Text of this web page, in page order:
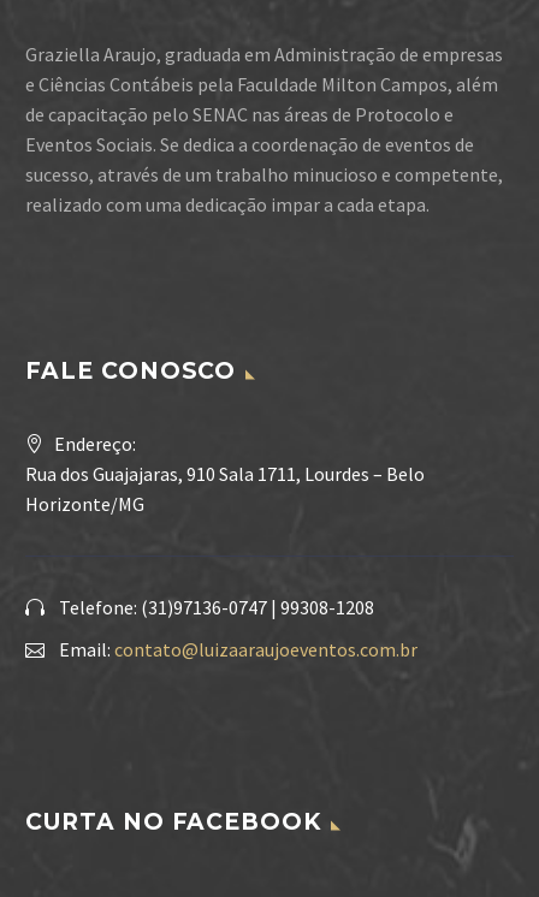
Graziella Araujo, graduada em Administração de empresas
e Ciências Contábeis pela Faculdade Milton Campos, além
de capacitação pelo SENAC nas áreas de Protocolo e
Eventos Sociais. Se dedica a coordenação de eventos de
sucesso, através de um trabalho minucioso e competente,
realizado com uma dedicação impar a cada etapa.
FALE CONOSCO
Endereço:
Rua dos Guajajaras, 910 Sala 1711, Lourdes – Belo
Horizonte/MG
Telefone: (31)97136-0747 | 99308-1208
Email: contato@luizaaraujoeventos.com.br
CURTA NO FACEBOOK